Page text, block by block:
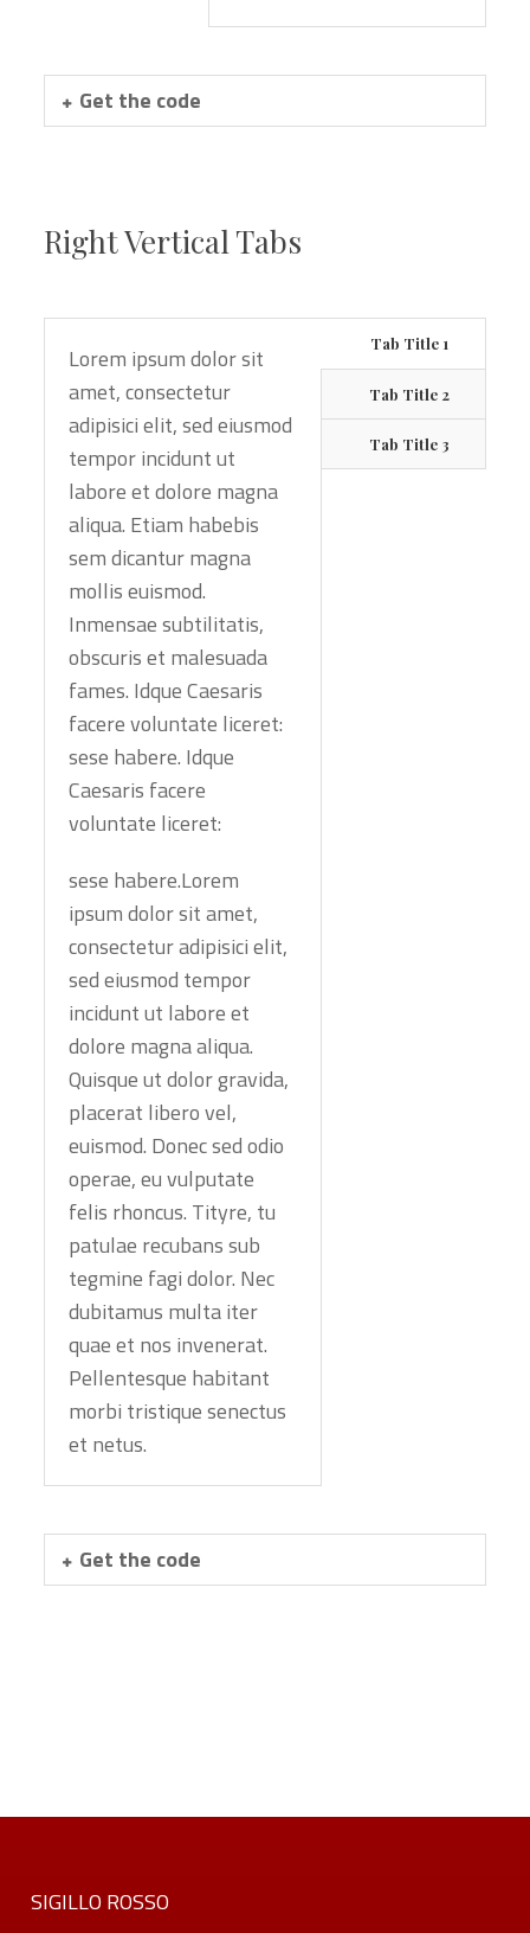
Get the code
Right Vertical Tabs
Tab Title 1
Tab Title 2
Tab Title 3
Lorem ipsum dolor sit
amet, consectetur
adipisici elit, sed eiusmod
tempor incidunt ut
labore et dolore magna
aliqua. Etiam habebis
sem dicantur magna
mollis euismod.
Inmensae subtilitatis,
obscuris et malesuada
fames. Idque Caesaris
facere voluntate liceret:
sese habere. Idque
Caesaris facere
voluntate liceret:
sese habere.Lorem
ipsum dolor sit amet,
consectetur adipisici elit,
sed eiusmod tempor
incidunt ut labore et
dolore magna aliqua.
Quisque ut dolor gravida,
placerat libero vel,
euismod. Donec sed odio
operae, eu vulputate
felis rhoncus. Tityre, tu
patulae recubans sub
tegmine fagi dolor. Nec
dubitamus multa iter
quae et nos invenerat.
Pellentesque habitant
morbi tristique senectus
et netus.
Get the code
SIGILLO ROSSO